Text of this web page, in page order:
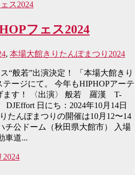
フェス2024
, 本場大館きりたんぽまつり2024
“般若”出演決定！ 「本場大館きり
ージにて。 今年もHIPHOPアーテ
ます！ 〈出演〉 般若 羅漢 T-
日にち：2024年10月14日
たんぽまつりの開催は10月12〜14
チ公ドーム（秋田県大館市） 入場
車道...